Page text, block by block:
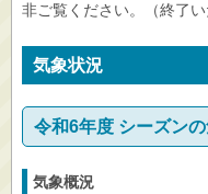
非ご覧ください。（終了い
気象状況
令和6年度 シーズン
気象概況